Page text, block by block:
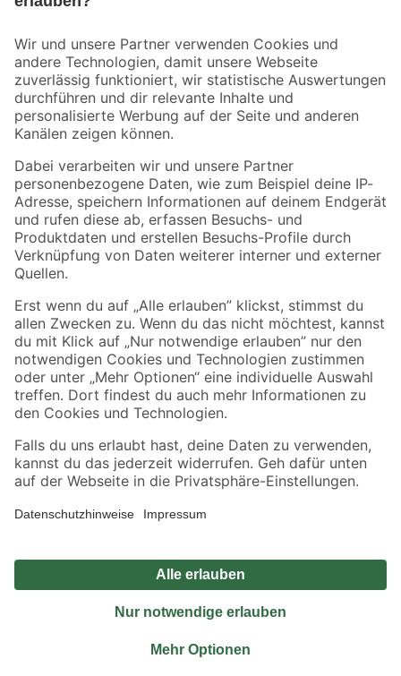
Der toom Newsletter: Keine Angebote und Aktionen mehr verpassen!
Zur Newsletter Anmeldung
Folge uns
Zahlungsarten Versandarten
Sicher einkaufen
Jetzt die toom-App herunterladen
Alle Preisangaben in EUR inkl. gesetzl. MwSt.. Die dargestellten Angebote sind unter
Umständen nicht in allen Märkten verfügbar. Die angegebenen Verfügbarkeiten beziehen
Produkte nur solange der Vorrat reicht.
*Paketversand ab 59 € versandkostenfrei, gilt nicht für Artikel mit Speditionsversand, hier
Privatsphäre Impressum
Nutzungsbedingungen
Widerrufsrecht
Vertrag widerrufen
© 2026 toom Baumarkt GmbH